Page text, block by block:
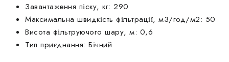
Завантаження піску, кг: 290
Максимальна швидкість фільтрації, м3/год/м2: 50
Висота фільтруючого шару, м: 0,6
Тип приєднання: Бічний